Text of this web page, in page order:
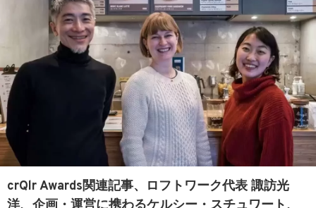
crQlr Awards関連記事、ロフトワーク代表 諏訪光